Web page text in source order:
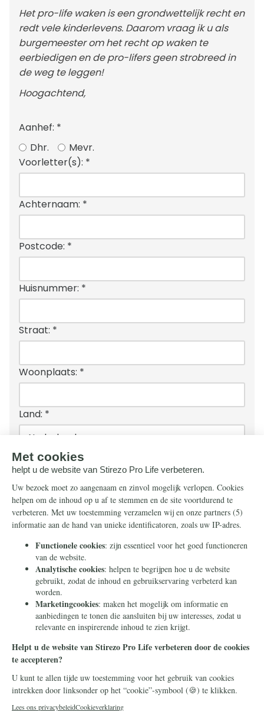
Het pro-life waken is een grondwettelijk recht en
redt vele kinderlevens. Daarom vraag ik u als
burgemeester om het recht op waken te
eerbiedigen en de pro-lifers geen strobreed in
de weg te leggen!
Hoogachtend,
Aanhef: *
Dhr.
Mevr.
Voorletter(s): *
Achternaam: *
Postcode: *
Huisnummer: *
Straat: *
Woonplaats: *
Land: *
E-mailadres:*
Subscribed
Ik sluit mij aan bij meer dan {count}
Nederlanders en blijf graag per e-mail op de
hoogte van de strijd.
Ik teken!
Door verder te gaan gaat u ermee akkoord correspondentie
van Stichting Civitas Christiana te ontvangen. In ons
privacybeleid leggen we uit hoe we uw gegevens beschermen